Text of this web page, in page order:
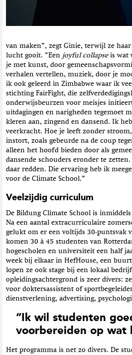
van maken”, zegt Ginie, terwijl ze
lucht gooit. “Een joyful collapseis wat
je met kunst, door
verhalen vertellen, muziek, door je
ik ook geleerd in Zimbabwe waar ik
stichting FairFight, die
onderwijsbeurzen voor meisjes
uitdagingen en narigheden tegemoet
kleren aan, zingend en dansend. Ik
veerkracht. Hoe je leeft zonder
instort, zoals gebeurde na de coup
alleen het hoofd bieden door als
dansende schouders eronder te
daar redden. Die ervaring heb ik
voor de Climate School.”
Veelzijdig curriculum
De Bildung Climate School is inmiddels
Na een aantal extracurriculaire
gelukt om er een voltijds 30-puntsvak
komen 30 à 45 studenten van
hogescholen en universiteit een half
week bij elkaar in HefHouse, een
lopen ze ook stage bij een lokaal
opleidingsachtergrond is zeer divers:
voor doktersassistent of
dienstverlening, advertising,
“Ik wil studenten
voorbereiden op wat
Het programma is net zo divers. De